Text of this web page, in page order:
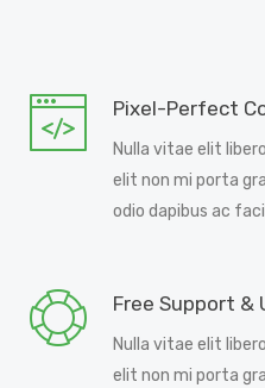
Pixel-Perfect
Nulla vitae elit
elit non mi porta
odio dapibus ac
Free Support &
Nulla vitae elit
elit non mi porta